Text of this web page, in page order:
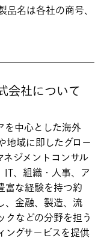
名は各社の商号、
会社について
を中心とした海外
地域に即したグロー
ジメントコンサル
IT、組織・人事、ア
富な経験を持つ約
、金融、製造、流
クなどの分野を担う
ングサービスを提供